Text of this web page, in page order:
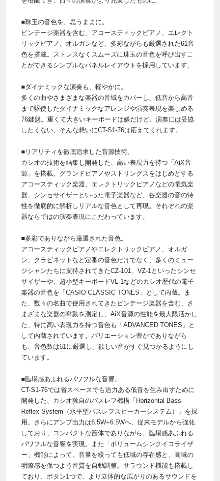
■珠玉の音色を、思うままに。
ビンテージ楽器を含む、アコースティックピアノ、エレクト
リックピアノ、オルガンなど、多彩ながらも厳選された61音
色を搭載。ストレスなくスムーズに珠玉の音色を呼び出すこ
とができるシンプルなパネルレイアウトを採用しています。
■ダイナミックな演奏も、軽やかに。
多くの曲やさまざまな楽器の音域をカバーし、低音から高音
まで駆使したダイナミックなアレンジや演奏表現を楽しめる
76鍵盤。重くて大きいキーボードは嫌だけど、演奏には妥協
したくない、そんな想いにCT-S1-76は応えてくれます。
■リアリティを徹底追求した音源技術。
カシオの技術を結集し開発した、高い表現力を持つ「AiX音
源」を搭載。グランドピアノやストリングスをはじめとする
アコースティック楽器、エレクトリックピアノなどの電気楽
器、シンセサイザーといった電子楽器など、各楽器の音の特
性を徹底的に解析しリアルな音色として再現。それぞれの楽
器ならではの演奏表現にこだわっています。
■多彩でありながら厳選された音色。
アコースティックピアノやエレクトリックピアノ、オルガ
ン、クラビネットなど定番の音色だけでなく、多くのミュー
ジシャンたちに支持されてきたCZ-101、VZ-1といったシンセ
サイザーや、超小型キーボードVL-1などのカシオ歴代の電子
楽器の音色を「CASIO CLASSIC TONES」として内蔵。ま
た、数々の名曲で使用されてきたビンテージ楽器を含む、さ
まざまな楽器の挙動を測定し、AiX音源の性能を最大限活かし
た、特に高い表現力を持つ音色も「ADVANCED TONES」と
して内蔵されています。バリエーション豊かでありながら
も、音色数は61に厳選し、欲しい音がすぐ見つかるようにし
ています。
■臨場感あふれるパワフルな音響。
CT-S1-76では省スペースでも迫力ある低音を生み出すために
開発した、カシオ独自のバスレフ機構「Horizontal Bass-
Reflex System（水平型バスレフスピーカーシステム）」を採
用。さらにアンプ出力は6.5W+6.5Wへ、従来モデルから強化
しており、コンパクトな筺体でありながら、臨場感あふれる
パワフルな音響を実現。また「ボリュームシンクイコライザ
ー」機能によって、音量を絞っても低域の存在感と、高域の
明瞭感を保つよう音質を自動調整。サラウンド機能も搭載し
ており、ボタン1つで、より立体的な広がりのあるサウンドを